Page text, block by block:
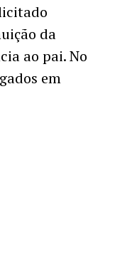
da
ao pai. No
em